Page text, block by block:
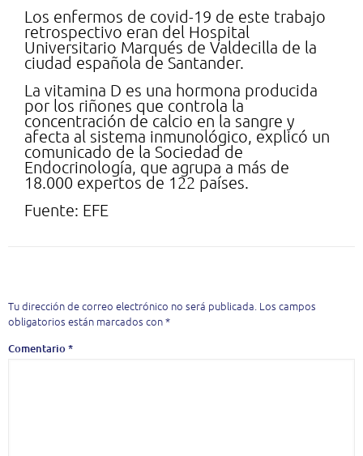
Los enfermos de covid-19 de este trabajo
retrospectivo eran del Hospital
Universitario Marqués de Valdecilla de la
ciudad española de Santander.
La vitamina D es una hormona producida
por los riñones que controla la
concentración de calcio en la sangre y
afecta al sistema inmunológico, explicó un
comunicado de la Sociedad de
Endocrinología, que agrupa a más de
18.000 expertos de 122 países.
Fuente: EFE
Tu dirección de correo electrónico no será publicada. Los campos
obligatorios están marcados con*
Comentario*